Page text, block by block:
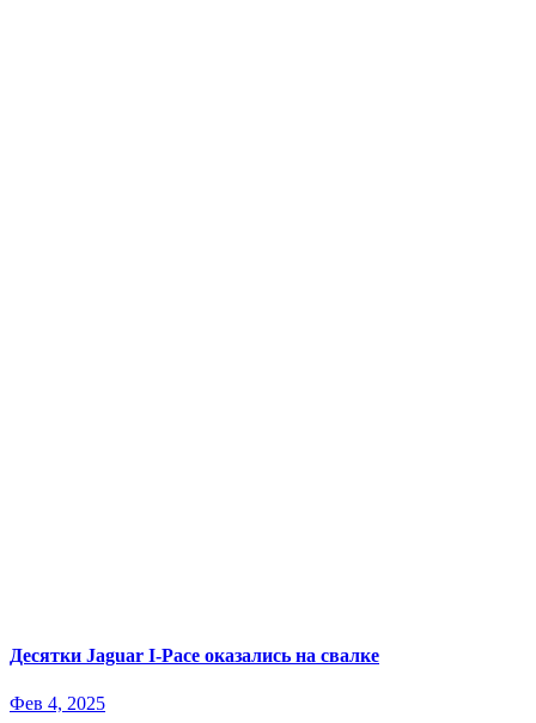
Десятки Jaguar I-Pace оказались на свалке
Фев 4, 2025